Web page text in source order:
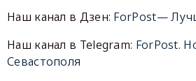
Наш канал в Дзен: ForPost—
Наш канал в Telegram: ForPost.
Севастополя